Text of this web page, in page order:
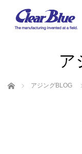
ア
ホーム アジングBLOG